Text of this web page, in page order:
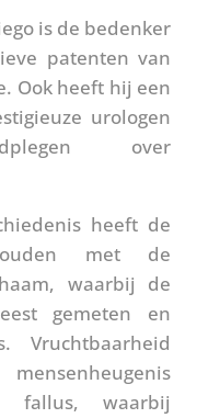
is de bedenker
patenten van
Ook heeft hij een
urologen
over
heeft de
met de
waarbij de
gemeten en
Vruchtbaarheid
fallus, waarbij